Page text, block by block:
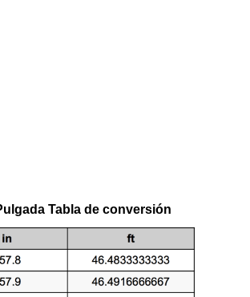
Tabla de conversión